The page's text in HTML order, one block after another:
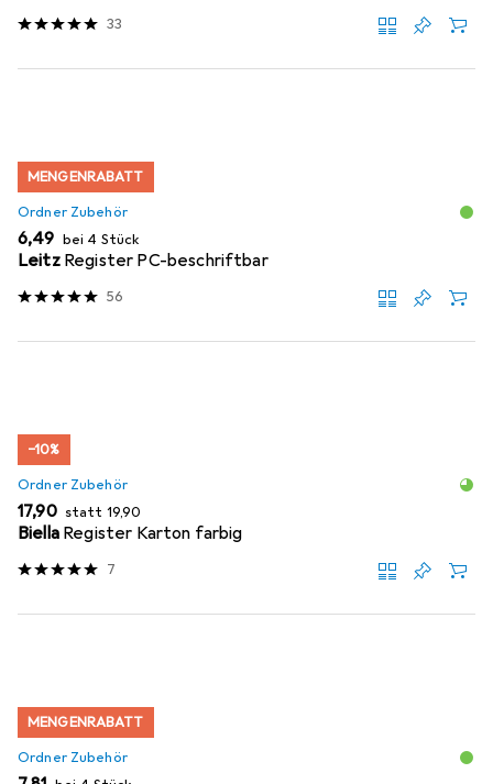
33
MENGENRABATT
Ordner Zubehör
EUR
6,49 bei 4 Stück
Leitz Register PC-beschriftbar
56
−10%
Ordner Zubehör
EUR
17,90 statt EUR
19,90
Biella Register Karton farbig
7
MENGENRABATT
Ordner Zubehör